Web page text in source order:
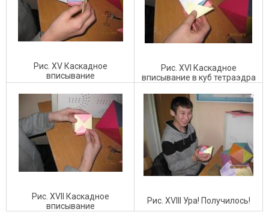
Рис. XV Каскадное
вписывание
Рис. XVI Каскадное
вписывание в куб тетраэдра
Рис. XVII Каскадное
вписывание
Рис. XVIII Ура! Получилось!